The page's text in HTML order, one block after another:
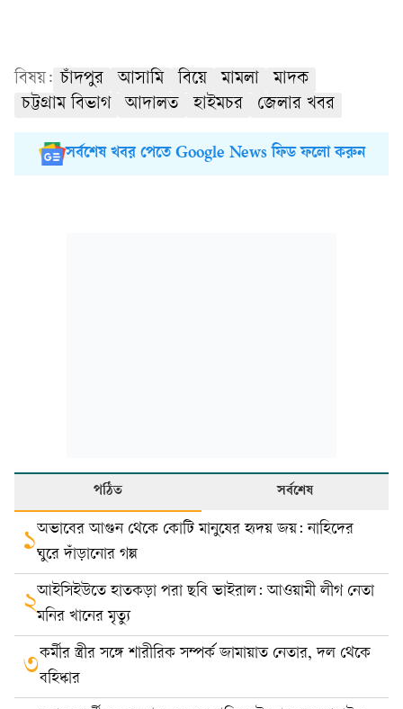
বিষয়: চাঁদপুর আসামি বিয়ে মামলা
মাদক
চট্টগ্রাম বিভাগ
আদালত হাইমচর জেলার খবর
সর্বশেষ খবর পেতে Google News ফিড ফলো করুন
পঠিত সর্বশেষ
১অভাবের আগুন থেকে কোটি মানুষের হৃদয় জয়: নাহিদের
ঘুরে দাঁড়ানোর গল্প
২আইসিইউতে হাতকড়া পরা ছবি ভাইরাল: আওয়ামী লীগ নেতা
মনির খানের মৃত্যু
৩কর্মীর স্ত্রীর সঙ্গে শারীরিক সম্পর্ক জামায়াত নেতার, দল থেকে
বহিষ্কার